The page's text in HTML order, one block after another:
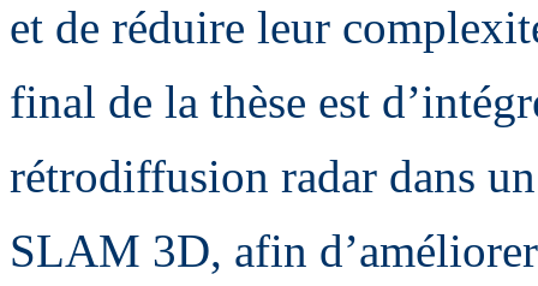
et de réduire leur
final de la thèse est
rétrodiffusion radar dans
SLAM 3D, afin